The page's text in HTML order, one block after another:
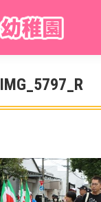
IMG_5797_R
You are here: